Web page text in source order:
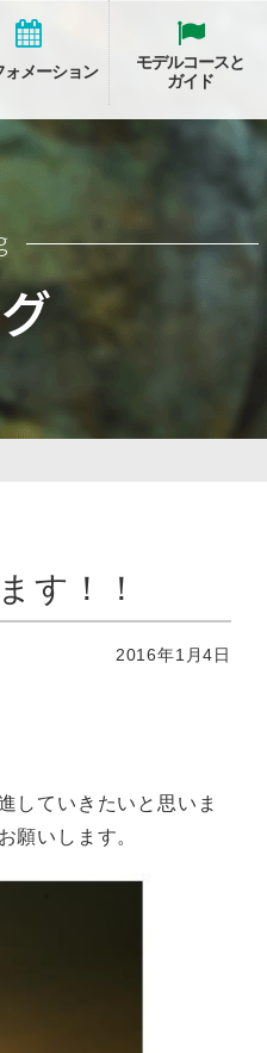
ォメーション
モデルコースと
ガイド
す！！
2016年1月4日
していきたいと思いま
願いします。